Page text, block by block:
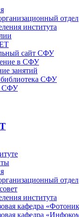
отдел
института
сайт СФУ
в СФУ
занятий
СФУ
СФУ
отдел
института
кафедра
кафедра